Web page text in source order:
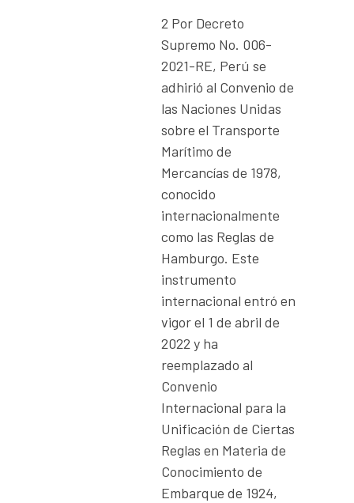
2 Por Decreto
Supremo No. 006-
2021-RE, Perú se
adhirió al Convenio de
las Naciones Unidas
sobre el Transporte
Marítimo de
Mercancías de 1978,
conocido
internacionalmente
como las Reglas de
Hamburgo. Este
instrumento
internacional entró en
vigor el 1 de abril de
2022 y ha
reemplazado al
Convenio
Internacional para la
Unificación de Ciertas
Reglas en Materia de
Conocimiento de
Embarque de 1924,